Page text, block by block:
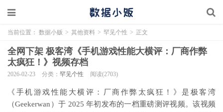
当前位置： 数据小贩 > 其他资料 > 罕见个性 > 正文
全网下架 极客湾《手机游戏性能大横评：厂商作弊
太疯狂！》视频存档
2026-02-23 分类： 罕见个性 阅读(2703)
《手机游戏性能大横评：厂商作弊太疯狂！》是极客湾
（Geekerwan）于 2025 年初发布的一档重磅测评视频。该视频